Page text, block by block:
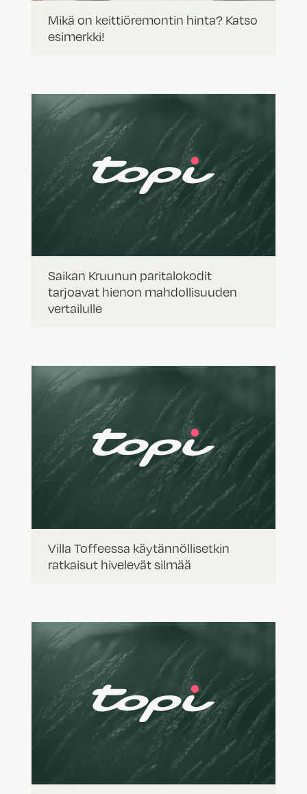
Mikä on keittiöremontin hinta? Katso
esimerkki!
Saikan Kruunun paritalokodit
tarjoavat hienon mahdollisuuden
vertailulle
Villa Toffeessa käytännöllisetkin
ratkaisut hivelevät silmää